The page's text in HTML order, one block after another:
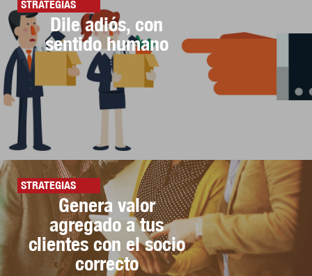
STRATEGIAS
Dile adiós, con
sentido humano
STRATEGIAS
Genera valor
agregado a tus
clientes con el socio
correcto